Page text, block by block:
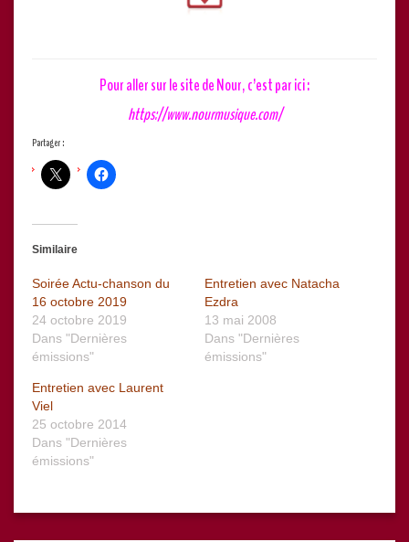
Pour aller sur le site de Nour, c’est par ici :
https://www.nourmusique.com/
Partager :
Similaire
Soirée Actu-chanson du
16 octobre 2019
24 octobre 2019
Dans "Dernières
émissions"
Entretien avec Natacha
Ezdra
13 mai 2008
Dans "Dernières
émissions"
Entretien avec Laurent
Viel
25 octobre 2014
Dans "Dernières
émissions"